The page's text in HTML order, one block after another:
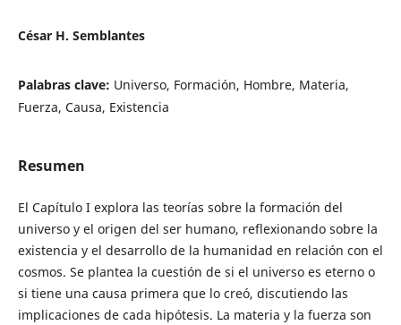
César H. Semblantes
Palabras clave: Universo, Formación, Hombre, Materia,
Fuerza, Causa, Existencia
Resumen
El Capítulo I explora las teorías sobre la formación del
universo y el origen del ser humano, reflexionando sobre la
existencia y el desarrollo de la humanidad en relación con el
cosmos. Se plantea la cuestión de si el universo es eterno o
si tiene una causa primera que lo creó, discutiendo las
implicaciones de cada hipótesis. La materia y la fuerza son